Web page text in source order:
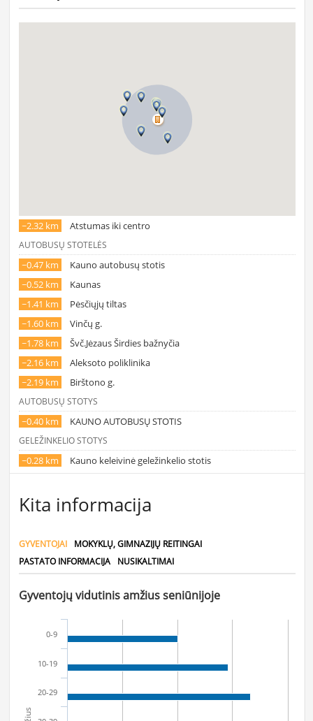
~2.32 km Atstumas iki centro
AUTOBUSŲ STOTELĖS
~0.47 km
Kauno autobusų stotis
~0.52 km
Kaunas
~1.41 km
Pėsčiųjų tiltas
~1.60 km
Vinčų g.
~1.78 km
Švč.Jėzaus Širdies bažnyčia
~2.16 km
Aleksoto poliklinika
~2.19 km
Birštono g.
AUTOBUSŲ STOTYS
~0.40 km KAUNO AUTOBUSŲ STOTIS
GELEŽINKELIO STOTYS
~0.28 km Kauno keleivinė geležinkelio stotis
Kita informacija
GYVENTOJAI
MOKYKLŲ, GIMNAZIJŲ REITINGAI
PASTATO INFORMACIJA
NUSIKALTIMAI
Gyventojų vidutinis amžius seniūnijoje
0-9
10-19
20-29